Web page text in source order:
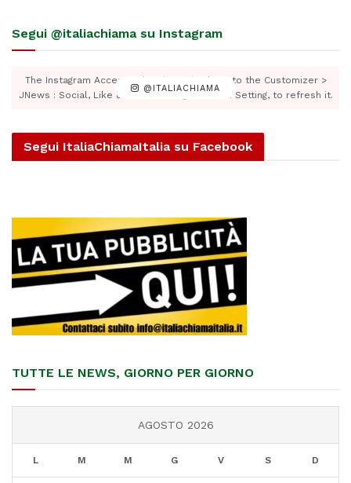
Segui @italiachiama su Instagram
@ITALIACHIAMA
The Instagram Access Token is expired, Go to the Customizer >
JNews : Social, Like & View > Instagram Feed Setting, to refresh it.
Segui ItaliaChiamaItalia su Facebook
TUTTE LE NEWS, GIORNO PER GIORNO
AGOSTO 2026
L M M G V S D